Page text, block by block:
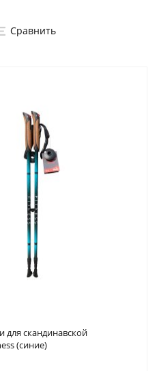
Сравнить
для скандинавской
(синие)